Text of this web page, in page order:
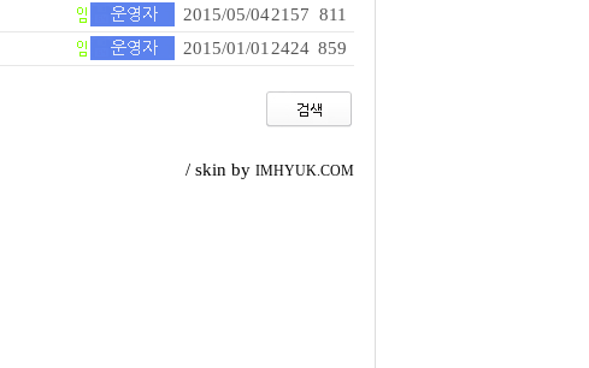
2015/05/042157 811
2015/01/01 2424 859
/ skin by IMHYUK.COM